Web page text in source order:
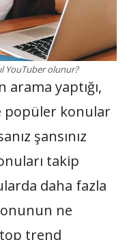
YouTuber olunur?
yaptığı,
popüler konular
şansınız
takip
daha fazla
ne
top trend